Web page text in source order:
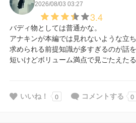
2026/08/03 03:27
3.4
バディ物としては普通かな。
アナキンが本編では見れないような立
求められる前提知識が多すぎるのが話
短いけどボリューム満点で見ごたえたる
いいね！ 0 コメントする 0